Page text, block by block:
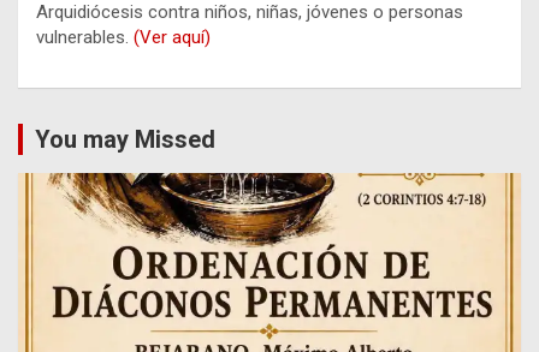
Arquidiócesis contra niños, niñas, jóvenes o personas
vulnerables. (Ver aquí)
You may Missed